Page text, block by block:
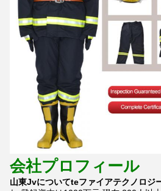
会社プロフィール
山東Jvについてteファイアテクノロジ